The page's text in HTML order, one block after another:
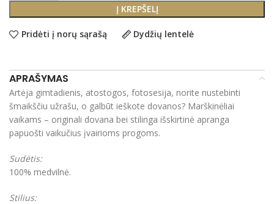
Į KREPŠELĮ
Pridėti į norų sąrašą Dydžių lentelė
APRAŠYMAS
Artėja gimtadienis, atostogos, fotosesija, norite nustebinti
šmaikščiu užrašu, o galbūt ieškote dovanos? Marškinėliai
vaikams – originali dovana bei stilinga išskirtinė apranga
papuošti vaikučius įvairioms progoms.
Sudėtis:
100% medvilnė.
Stilius: